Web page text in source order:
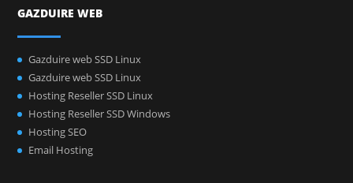
GAZDUIRE WEB
Gazduire web SSD Linux
Gazduire web SSD Linux
Hosting Reseller SSD Linux
Hosting Reseller SSD Windows
Hosting SEO
Email Hosting